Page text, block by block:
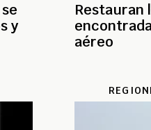
y
Restauran
aéreo